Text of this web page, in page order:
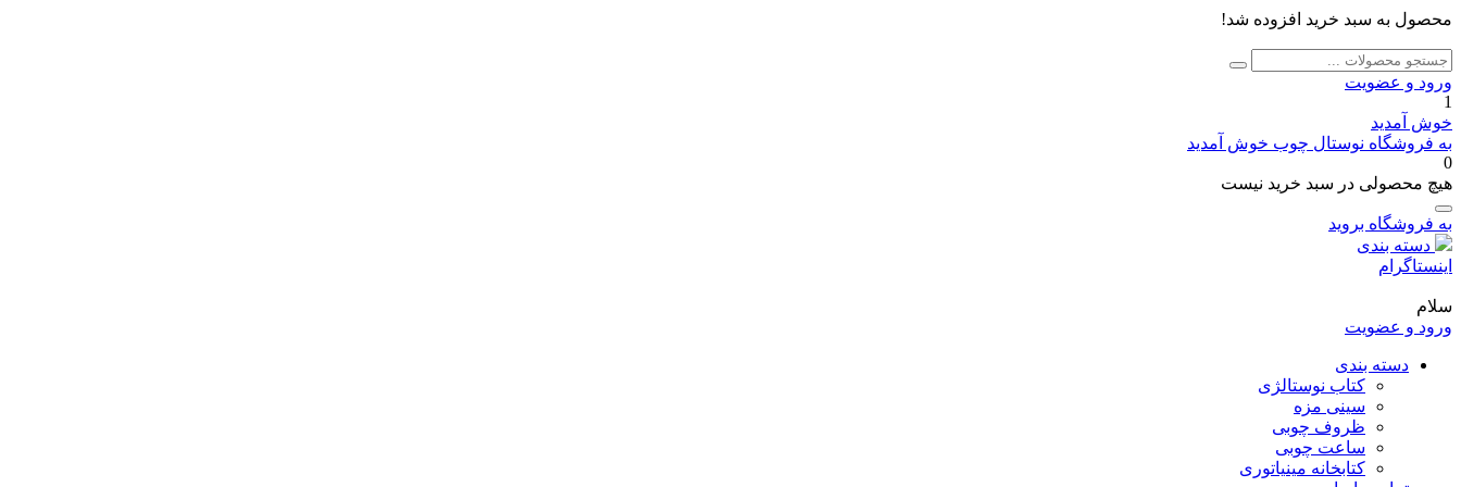
محصول به سبد خرید افزوده شد!
جستجو
برای:
جستجو
ورود و عضویت
1
خوش آمدید
به فروشگاه نوستال چوب خوش آمدید
0
هیچ محصولی در سبد خرید نیست
به فروشگاه بروید
دسته بندی
اینستاگرام
سلام
ورود و عضویت
دسته بندی
کتاب نوستالژی
سینی مزه
ظروف چوبی
ساعت چوبی
کتابخانه مینیاتوری